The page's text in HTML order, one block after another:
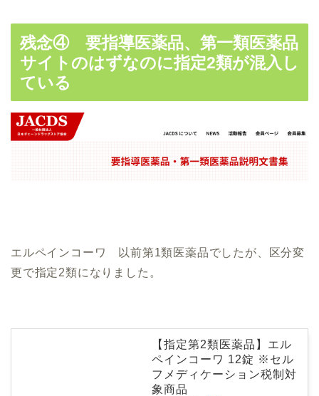
残念④ 要指導医薬品、第一類医薬品
サイトのはずなのに指定2類が混入し
ている
エルペインコーワ 以前第1類医薬品でしたが、区分変
更で指定2類になりました。
【指定第2類医薬品】エル
ペインコーワ 12錠 ※セル
フメディケーション税制対
象商品